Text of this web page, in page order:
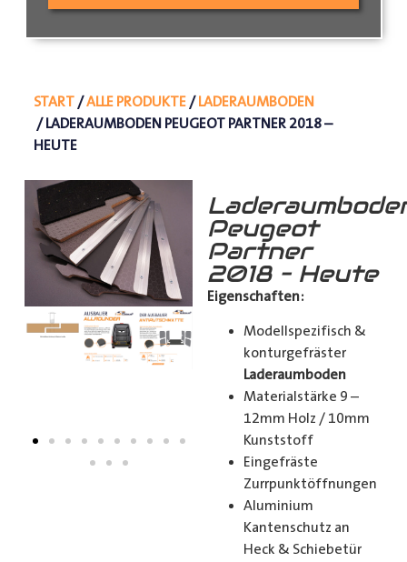
START/ALLE PRODUKTE/LADERAUMBODEN
/ LADERAUMBODEN PEUGEOT PARTNER 2018 –
HEUTE
Peugeot
Partner
2018 – Heute
Eigenschaften:
Modellspezifisch &
konturgefräster
Laderaumboden
Materialstärke 9 –
12mm Holz / 10mm
Kunststoff
Eingefräste
Zurrpunktöffnungen
Aluminium
Kantenschutz an
Heck & Schiebetür